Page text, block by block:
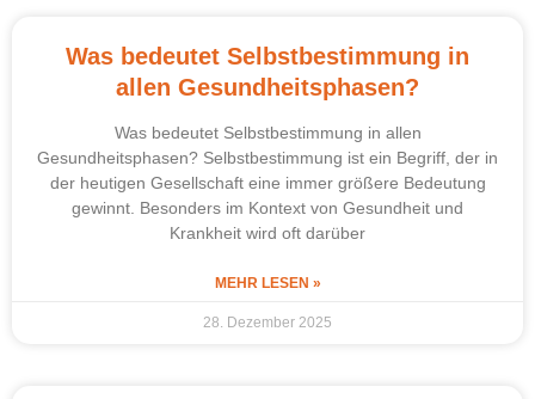
Was bedeutet Selbstbestimmung in
allen Gesundheitsphasen?
Was bedeutet Selbstbestimmung in allen
Gesundheitsphasen? Selbstbestimmung ist ein Begriff, der in
der heutigen Gesellschaft eine immer größere Bedeutung
gewinnt. Besonders im Kontext von Gesundheit und
Krankheit wird oft darüber
MEHR LESEN »
28. Dezember 2025